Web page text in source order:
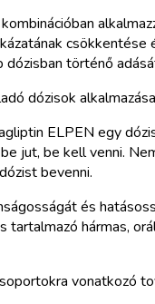
csökkentése
dózisban történő
dózisok
ELPEN egy
jut, be kell venni.
bevenni.
és
tartalmazó hármas,
vonatkozó